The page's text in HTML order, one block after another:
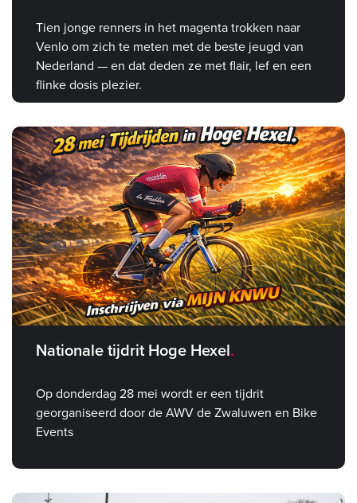
Tien jonge renners in het magenta trokken naar
Venlo om zich te meten met de beste jeugd van
Nederland — en dat deden ze met flair, lef en een
flinke dosis plezier.
Nationale tijdrit Hoge Hexel
Op donderdag 28 mei wordt er een tijdrit
georganiseerd door de AWV de Zwaluwen en Bike
Events